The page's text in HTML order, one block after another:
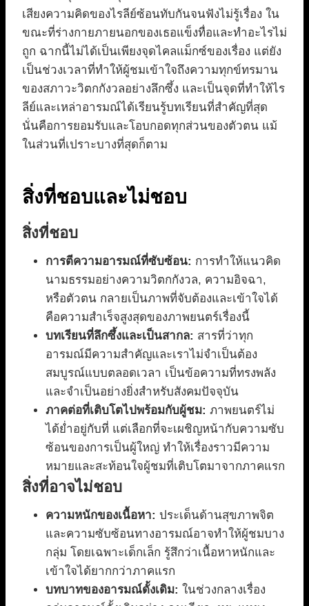
เสียงความคิดของไรลีย์ซ้อนทับกันจนฟังไม่รู้เรื่อง ใน
ขณะที่ร่างกายภายนอกของเธอแข็งทื่อและทำอะไรไม่
ถูก ฉากนี้ไม่ได้เป็นเพียงจุดไคลแม็กซ์ของเรื่อง แต่ยัง
เป็นช่วงเวลาที่ทำให้ผู้ชมเข้าใจถึงความทุกข์ทรมาน
ของสภาวะวิตกกังวลอย่างลึกซึ้ง และเป็นจุดที่ทำให้ไร
ลีย์และเหล่าอารมณ์ได้เรียนรู้บทเรียนที่สำคัญที่สุด
นั่นคือการยอมรับและโอบกอดทุกส่วนของตัวตน แม้
ในส่วนที่เปราะบางที่สุดก็ตาม
สิ่งที่ชอบและไม่ชอบ
สิ่งที่ชอบ
การตีความอารมณ์ที่ซับซ้อน: การทำให้แนวคิด
นามธรรมอย่างความวิตกกังวล, ความอิจฉา,
หรือตัวตน กลายเป็นภาพที่จับต้องและเข้าใจได้
คือความสำเร็จสูงสุดของภาพยนตร์เรื่องนี้
บทเรียนที่ลึกซึ้งและเป็นสากล: สารที่ว่าทุก
อารมณ์มีความสำคัญและเราไม่จำเป็นต้อง
สมบูรณ์แบบตลอดเวลา เป็นข้อความที่ทรงพลัง
และจำเป็นอย่างยิ่งสำหรับสังคมปัจจุบัน
ภาคต่อที่เติบโตไปพร้อมกับผู้ชม: ภาพยนตร์ไม่
ได้ย่ำอยู่กับที่ แต่เลือกที่จะเผชิญหน้ากับความซับ
ซ้อนของการเป็นผู้ใหญ่ ทำให้เรื่องราวมีความ
หมายและสะท้อนใจผู้ชมที่เติบโตมาจากภาคแรก
สิ่งที่อาจไม่ชอบ
ความหนักของเนื้อหา: ประเด็นด้านสุขภาพจิต
และความซับซ้อนทางอารมณ์อาจทำให้ผู้ชมบาง
กลุ่ม โดยเฉพาะเด็กเล็ก รู้สึกว่าเนื้อหาหนักและ
เข้าใจได้ยากกว่าภาคแรก
บทบาทของอารมณ์ดั้งเดิม: ในช่วงกลางเรื่อง